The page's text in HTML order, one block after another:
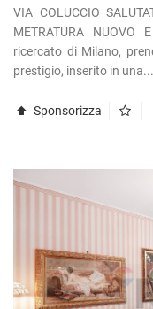
VIA COLUCCIO
METRATURA
ricercato di Milano,
prestigio, inserito in una...
Sponsorizza